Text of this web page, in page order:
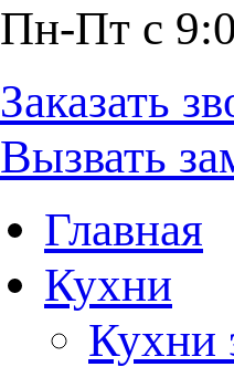
Пн-Пт с
Заказать
Вызвать
Главная
Кухни
Кухни